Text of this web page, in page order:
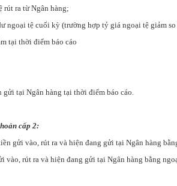
rút ra từ Ngân hàng;
ngoại tệ cuối kỳ (trường hợp tỷ giá ngoại tệ giảm
thời điểm báo cáo
tại Ngân hàng tại thời điểm báo cáo.
cấp 2:
gửi vào, rút ra và hiện đang gửi tại Ngân hàng
vào, rút ra và hiện đang gửi tại Ngân hàng bằng